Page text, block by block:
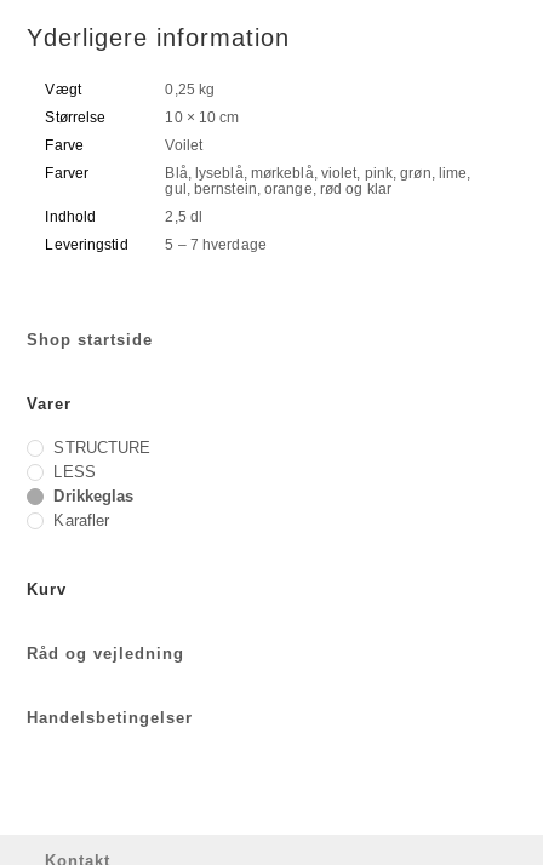
Yderligere information
Vægt
0,25 kg
Størrelse
10 × 10 cm
Farve
Voilet
Farver
Blå, lyseblå, mørkeblå, violet, pink, grøn, lime,
gul, bernstein, orange, rød og klar
Indhold
2,5 dl
Leveringstid
5 – 7 hverdage
Shop startside
Varer
STRUCTURE
LESS
Drikkeglas
Karafler
Kurv
Råd og vejledning
Handelsbetingelser
Kontakt